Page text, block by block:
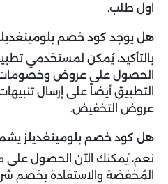
اول طلب.
هل يوجد كود خصم
الحصول على عروض وخصومات
التطبيق أيضاً على إرسال
عروض التخفيض.
هل كود خصم بلومينغديلز
المُخفضة والاستفادة بخصم